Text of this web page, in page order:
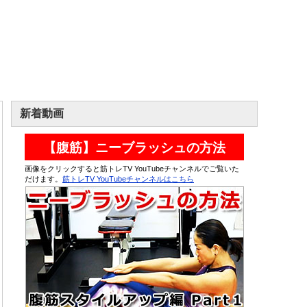
新着動画
【腹筋】ニーブラッシュの方法
画像をクリックすると筋トレTV YouTubeチャンネルでご覧いた
だけます。 筋トレTV YouTubeチャンネルはこちら